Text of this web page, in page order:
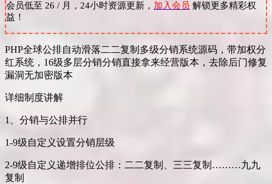
会员低至 26 / 月，24小时资源更新， 加入会员 解锁更多精彩权
益！
PHP全球公排自动滑落二二复制多级分销系统源码，带加权分
红系统，16级多层分销分销直接拿来经营版本，去除后门修复
漏洞无加密版本
详细制度讲解
1、分销与公排并行
1-9级自定义设置分销层级
2-9级自定义递增排位公排：二二复制、三三复制………九九
复制